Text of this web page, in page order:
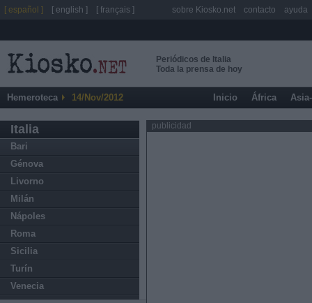
Periódicos de Italia
Toda la prensa de hoy
Hemeroteca 14/Nov/2012 Inicio África
Italia
Bari
Génova
Livorno
Milán
Nápoles
Roma
Sicilia
Turín
Venecia
publicidad
[ español ] [ english ] [ français ] sobre Kiosko.net contacto ayuda